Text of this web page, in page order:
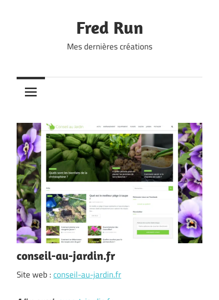
Fred Run
Mes dernières créations
conseil-au-jardin.fr
Site web :conseil-au-jardin.fr